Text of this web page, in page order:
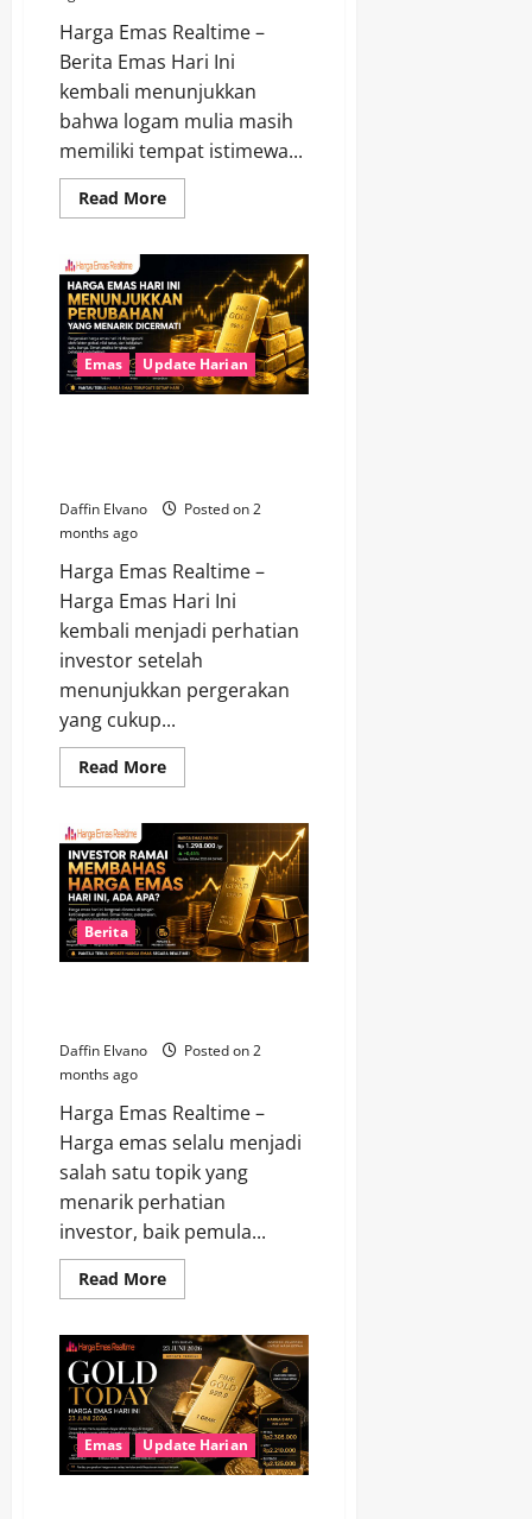
Harga Emas Realtime –
Berita Emas Hari Ini
kembali menunjukkan
bahwa logam mulia masih
memiliki tempat istimewa...
Read MoreRead
more
Ketidakpastian
Global,
Emas
Masih
Menjadi
Pilihan
Investasi
Favorit
Emas Update Harian
Daffin Elvano
Posted on 2
months ago
Harga Emas Realtime –
Harga Emas Hari Ini
kembali menjadi perhatian
investor setelah
menunjukkan pergerakan
yang cukup...
Read MoreRead
more
Emas
Hari
Ini
Menunjukkan
Perubahan
yang
Menarik
Dicermati
Berita
Daffin Elvano
Posted on 2
months ago
Harga Emas Realtime –
Harga emas selalu menjadi
salah satu topik yang
menarik perhatian
investor, baik pemula...
Read MoreRead
more
Ramai
Membahas
Harga
Emas
Hari
Ini,
Ada
Apa?
Emas Update Harian